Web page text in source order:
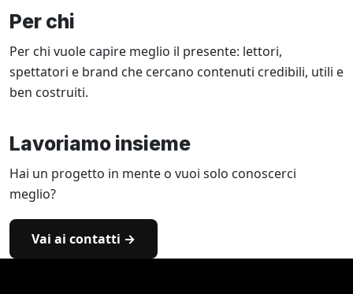
Per chi
Per chi vuole capire meglio il presente: lettori,
spettatori e brand che cercano contenuti credibili, utili e
ben costruiti.
Lavoriamo insieme
Hai un progetto in mente o vuoi solo conoscerci
meglio?
Vai ai contatti →